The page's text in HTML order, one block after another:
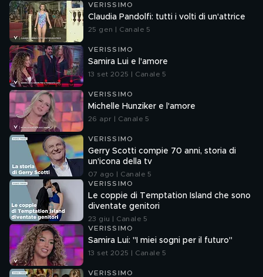
VERISSIMO
Claudia Pandolfi: tutti i volti di un'attrice
25 gen | Canale 5
VERISSIMO
Samira Lui e l'amore
13 set 2025 | Canale 5
VERISSIMO
Michelle Hunziker e l'amore
26 apr | Canale 5
VERISSIMO
Gerry Scotti compie 70 anni, storia di
un'icona della tv
07 ago | Canale 5
VERISSIMO
Le coppie di Temptation Island che sono
diventate genitori
23 giu | Canale 5
VERISSIMO
Samira Lui: "I miei sogni per il futuro"
13 set 2025 | Canale 5
VERISSIMO